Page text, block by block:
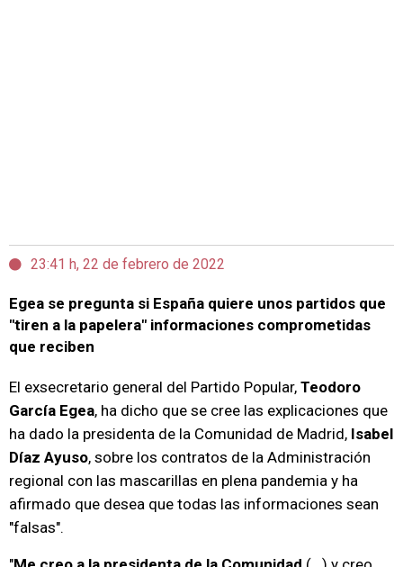
23:41 h, 22 de febrero de 2022
Egea se pregunta si España quiere unos partidos que
"tiren a la papelera" informaciones comprometidas
que reciben
El exsecretario general del Partido Popular, Teodoro
García Egea, ha dicho que se cree las explicaciones que
ha dado la presidenta de la Comunidad de Madrid, Isabel
Díaz Ayuso, sobre los contratos de la Administración
regional con las mascarillas en plena pandemia y ha
afirmado que desea que todas las informaciones sean
"falsas".